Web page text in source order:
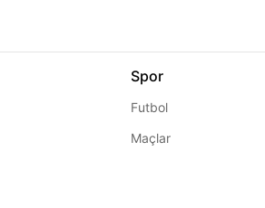
Spor
Futbol
Maçlar